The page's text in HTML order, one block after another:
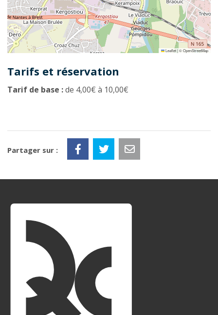
Leaflet|©OpenStreetMap
Tarifs et réservation
Tarif de base :de 4,00€ à 10,00€
Partager sur :